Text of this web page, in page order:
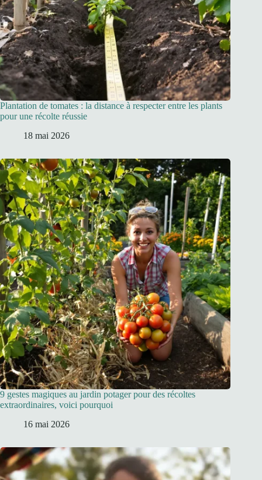
Plantation de tomates : la distance à respecter entre les plants
pour une récolte réussie
18 mai 2026
9 gestes magiques au jardin potager pour des récoltes
extraordinaires, voici pourquoi
16 mai 2026